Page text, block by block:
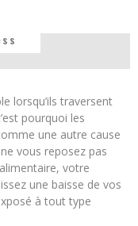
lorsqu’ils traversent
pourquoi les
une autre cause
vous reposez pas
votre
une baisse de vos
à tout type